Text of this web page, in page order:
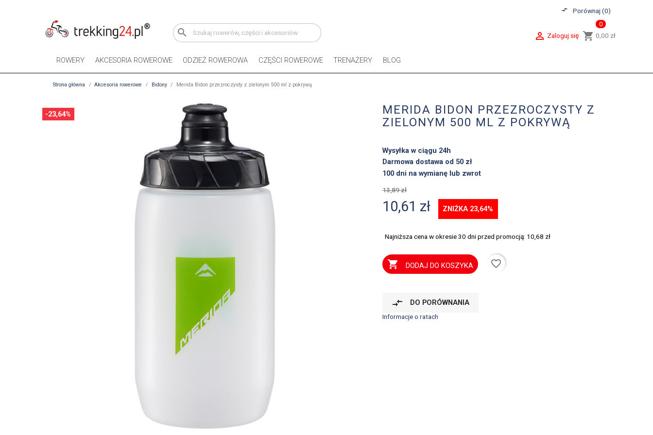
compare_arrows Porównaj (0)
search shopping_cart
0
0,00 zł
 Zaloguj się
ROWERY AKCESORIA ROWEROWE ODZIEŻ ROWEROWA CZĘŚCI ROWEROWE TRENAŻERY BLOG
Strona główna Akcesoria rowerowe Bidony Merida Bidon przezroczysty z zielonym 500 ml z pokrywą
-23,64%
MERIDA BIDON PRZEZROCZYSTY Z
ZIELONYM 500 ML Z POKRYWĄ
Wysyłka w ciągu 24h
Darmowa dostawa od 50 zł
100 dni na wymianę lub zwrot
13,89 zł
10,61 zł ZNIŻKA 23,64%
Najniższa cena w okresie 30 dni przed promocją: 10,68 zł
 DODAJ DO KOSZYKA favorite_border
compare_arrows DO PORÓWNANIA
Informacje o ratach